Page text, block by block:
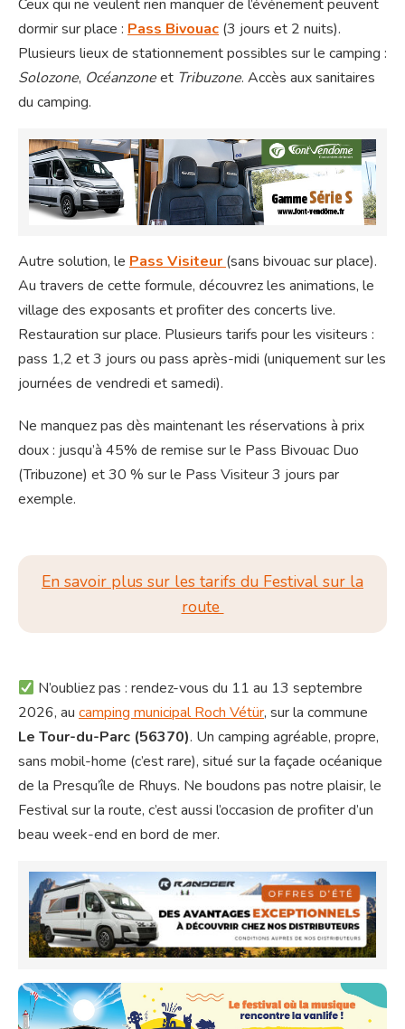
Ceux qui ne veulent rien manquer de l’événement peuvent
dormir sur place : Pass Bivouac (3 jours et 2 nuits).
Plusieurs lieux de stationnement possibles sur le camping :
Solozone, Océanzoneet Tribuzone. Accès aux sanitaires
du camping.
Autre solution, le Pass Visiteur (sans bivouac sur place).
Au travers de cette formule, découvrez les animations, le
village des exposants et profiter des concerts live.
Restauration sur place. Plusieurs tarifs pour les visiteurs :
pass 1,2 et 3 jours ou pass après-midi (uniquement sur les
journées de vendredi et samedi).
Ne manquez pas dès maintenant les réservations à prix
doux : jusqu’à 45% de remise sur le Pass Bivouac Duo
(Tribuzone) et 30 % sur le Pass Visiteur 3 jours par
exemple.
En savoir plus sur les tarifs du Festival sur la
route
N’oubliez pas : rendez-vous du 11 au 13 septembre
2026, au camping municipal Roch Vétür, sur la commune
Le Tour-du-Parc (56370). Un camping agréable, propre,
sans mobil-home (c’est rare), situé sur la façade océanique
de la Presqu’île de Rhuys. Ne boudons pas notre plaisir, le
Festival sur la route, c’est aussi l’occasion de profiter d’un
beau week-end en bord de mer.